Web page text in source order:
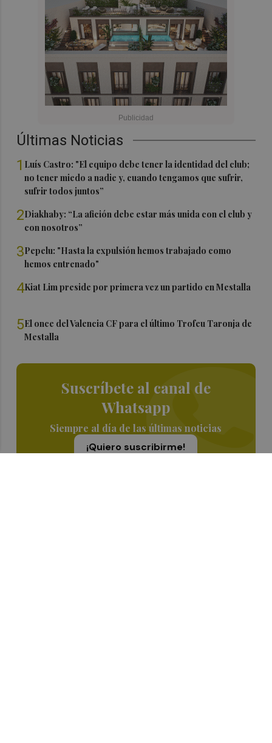
Últimas Noticias
1 Luís Castro: "El equipo debe tener la identidad del club;
no tener miedo a nadie y, cuando tengamos que sufrir,
sufrir todos juntos”
2Diakhaby: “La afición debe estar más unida con el club y
con nosotros”
3Pepelu: "Hasta la expulsión hemos trabajado como
hemos entrenado"
4Kiat Lim preside por primera vez un partido en Mestalla
5El once del Valencia CF para el último Trofeu Taronja de
Mestalla
Suscríbete al canal de
Whatsapp
Siempre al día de las últimas noticias
¡Quiero suscribirme!